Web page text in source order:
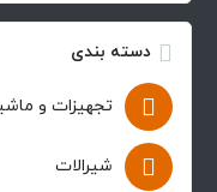
دسته بندی
شیرالات